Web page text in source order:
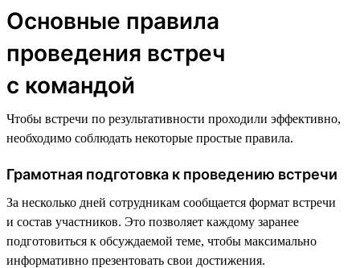
Основные правила
проведения встреч
с командой
Чтобы встречи по результативности проходили эффективно,
необходимо соблюдать некоторые простые правила.
Грамотная подготовка к проведению встречи
За несколько дней сотрудникам сообщается формат встречи
и состав участников. Это позволяет каждому заранее
подготовиться к обсуждаемой теме, чтобы максимально
информативно презентовать свои достижения.